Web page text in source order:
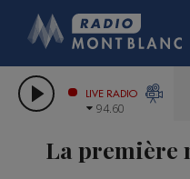
LES
GRAND
LIVE RADIO
94.60
La première